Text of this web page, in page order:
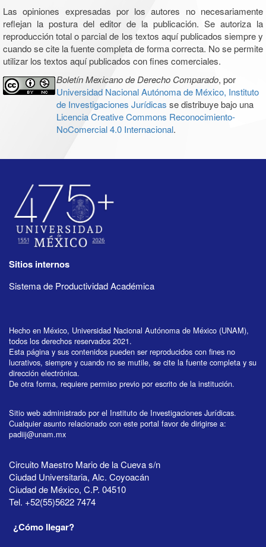
Las opiniones expresadas por los autores no necesariamente
reflejan la postura del editor de la publicación. Se autoriza la
reproducción total o parcial de los textos aquí publicados siempre y
cuando se cite la fuente completa de forma correcta. No se permite
utilizar los textos aquí publicados con fines comerciales.
Boletín Mexicano de Derecho Comparado, por
Universidad Nacional Autónoma de México, Instituto
de Investigaciones Jurídicas se distribuye bajo una
Licencia Creative Commons Reconocimiento-
NoComercial 4.0 Internacional.
Sitios internos
Sistema de Productividad Académica
Hecho en México, Universidad Nacional Autónoma de México (UNAM),
todos los derechos reservados 2021.
Esta página y sus contenidos pueden ser reproducidos con fines no
lucrativos, siempre y cuando no se mutile, se cite la fuente completa y su
dirección electrónica.
De otra forma, requiere permiso previo por escrito de la institución.
Sitio web administrado por el Instituto de Investigaciones Jurídicas.
Cualquier asunto relacionado con este portal favor de dirigirse a:
padiij@unam.mx
Circuito Maestro Mario de la Cueva s/n
Ciudad Universitaria, Alc. Coyoacán
Ciudad de México, C.P. 04510
Tel. +52(55)5622 7474
¿Cómo llegar?